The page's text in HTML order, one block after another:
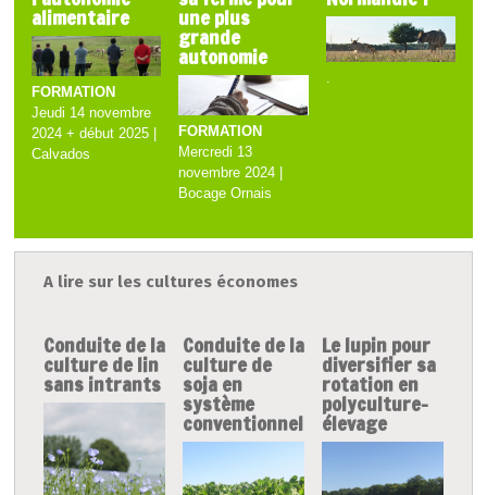
alimentaire
FORMATION
Jeudi 14 novembre
2024 + début 2025 |
Calvados
une plus
grande
autonomie
FORMATION
Mercredi 13
novembre 2024 |
Bocage Ornais
.
A lire sur les cultures économes
Conduite de la
culture de lin
sans intrants
Conduite de la
culture de
soja en
système
conventionnel
Le lupin pour
diversifier sa
rotation en
polyculture-
élevage